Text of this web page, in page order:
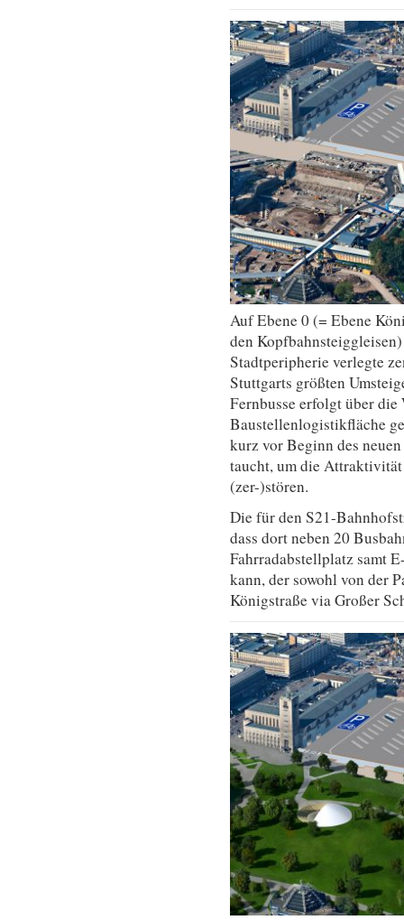
Auf Ebene 0 (= Ebene
den
Stadtperipherie verlegte
Stuttgarts größten
Fernbusse erfolgt über
Baustellenlogistikfläche
kurz vor Beginn des
taucht, um die
(zer-)stören.
Die für den S21-
dass dort neben 20
Fahrradabstellplatz samt
kann, der sowohl von der
Königstraße via Großer